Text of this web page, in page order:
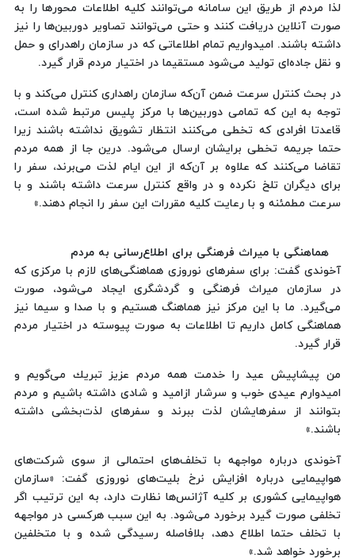
لذا مردم از طریق این سامانه می‌توانند كلیه اطلاعات محورها را به
صورت آنلاین دریافت كنند و حتی می‌توانند تصاویر دوربین‌ها را نیز
داشته باشند. امیدواریم تمام اطلاعاتی كه در سازمان راهدرای و حمل
و نقل جاده‌ای تولید می‌شود مستقیما در اختیار مردم قرار گیرد.
در بحث كنترل سرعت ضمن آن‌كه سازمان راهداری كنترل می‌كند و با
توجه به این كه تمامی دوربین‌ها با مركز پلیس مرتبط شده است،
قاعدتا افرادی كه تخطی می‌كنند انتظار تشویق نداشته باشند زیرا
حتما جریمه تخطی برایشان ارسال می‌شود. درین جا از همه مردم
تقاضا می‌كنند كه علاوه بر آن‌كه از این ایام لذت می‌برند، سفر را
برای دیگران تلخ نكرده و در واقع كنترل سرعت داشته باشند و با
سرعت مطمئنه و با رعایت كلیه مقررات این سفر را انجام دهند.»
هماهنگی با میراث فرهنگی برای اطلاع‌رسانی به مردم
آخوندی گفت: برای سفرهای نوروزی هماهنگی‌های لازم با مركزی كه
در سازمان میراث فرهنگی و گردشگری ایجاد می‌شود، صورت
می‌گیرد. ما با این مركز نیز هماهنگ هستیم و با صدا و سیما نیز
هماهنگی كامل داریم تا اطلاعات به صورت پیوسته در اختیار مردم
قرار گیرد.
من پیشاپیش عید را خدمت همه مردم عزیز تبریك می‌گویم و
امیدوارم عیدی خوب و سرشار ازامید و شادی داشته باشیم و مردم
بتوانند از سفرهایشان لذت ببرند و سفرهای لذت‌بخشی داشته
باشند.»
آخوندی درباره مواجهه با تخلف‌های احتمالی از سوی شركت‌های
هواپیمایی درباره افزایش نرخ بلیت‌های نوروزی گفت: «سازمان
هواپیمایی كشوری بر كلیه آژانس‌ها نظارت دارد، به این ترتیب اگر
تخلفی صورت گیرد برخورد می‌شود. به این سبب هركسی در مواجهه
با تخلف حتما اطلاع دهد، بلافاصله رسیدگی ‌شده و با متخلفین
برخورد خواهد شد.»